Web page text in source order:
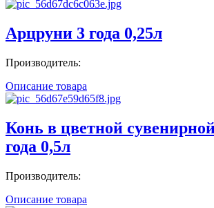
Арцруни 3 года 0,25л
Производитель:
Описание товара
Конь в цветной
года 0,5л
Производитель:
Описание товара